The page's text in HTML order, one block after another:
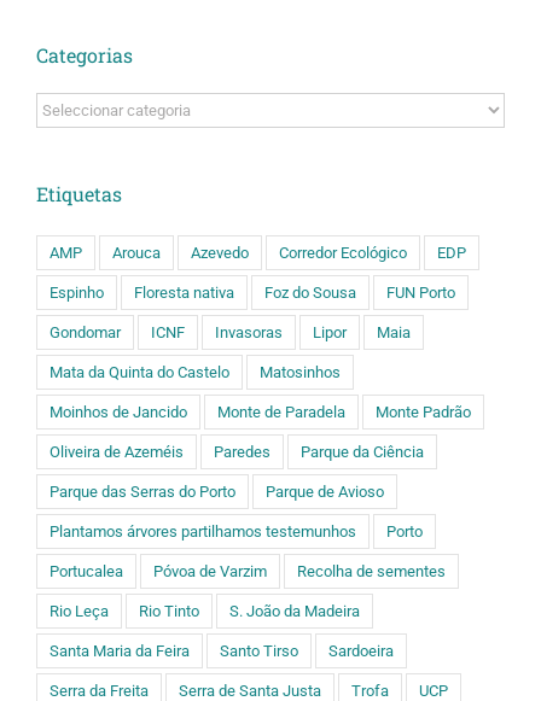
Categorias
Categorias
Etiquetas
AMP Arouca Azevedo Corredor Ecológico EDP
Espinho Floresta nativa Foz do Sousa FUN Porto
Gondomar ICNF Invasoras Lipor Maia
Mata da Quinta do Castelo Matosinhos
Moinhos de Jancido Monte de Paradela Monte Padrão
Oliveira de Azeméis Paredes Parque da Ciência
Parque das Serras do Porto Parque de Avioso
Plantamos árvores partilhamos testemunhos Porto
Portucalea Póvoa de Varzim Recolha de sementes
Rio Leça Rio Tinto S. João da Madeira
Santa Maria da Feira Santo Tirso Sardoeira
Serra da Freita Serra de Santa Justa Trofa UCP